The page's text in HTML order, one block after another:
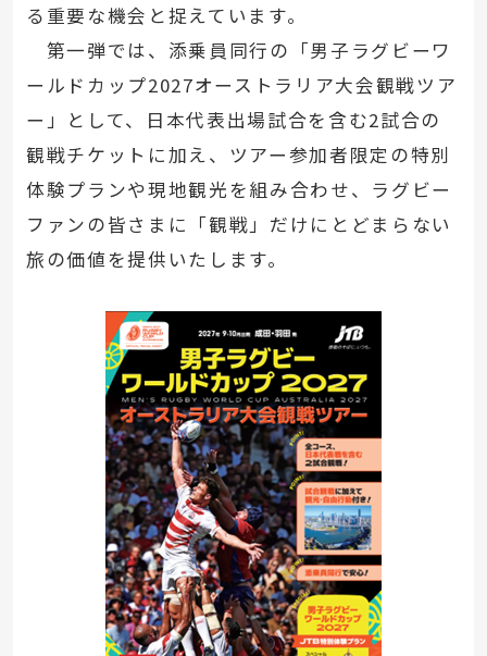
る重要な機会と捉えています。
第一弾では、添乗員同行の「男子ラグビーワ
ールドカップ2027オーストラリア大会観戦ツア
ー」として、日本代表出場試合を含む2試合の
観戦チケットに加え、ツアー参加者限定の特別
体験プランや現地観光を組み合わせ、ラグビー
ファンの皆さまに「観戦」だけにとどまらない
旅の価値を提供いたします。